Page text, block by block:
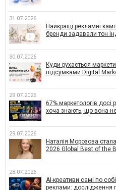
31.07.2026
Найкращі рекламні
бренди задавали тон
30.07.2026
Куди рухається
підсумками Digital
29.07.2026
67% маркетологів досі
хоча знають, що вона
29.07.2026
Наталія Морозова
2026 Global Best of the
28.07.2026
AI-креативи самі по
реклами: дослідження